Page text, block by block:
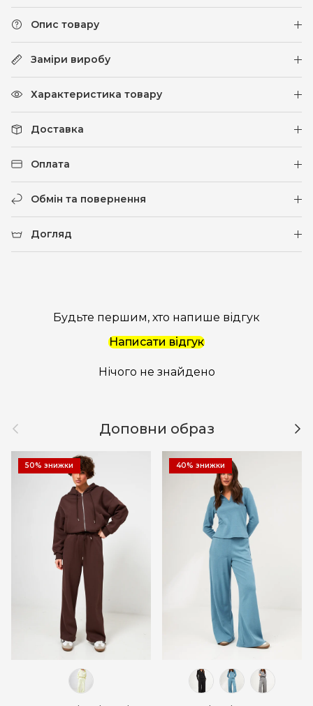
Опис товару
Заміри виробу
Характеристика товару
Доставка
Оплата
Обмін та повернення
Догляд
Будьте першим, хто напише відгук
Написати відгук
Нічого не знайдено
Назад Доповни образ
50% знижки 40% знижки